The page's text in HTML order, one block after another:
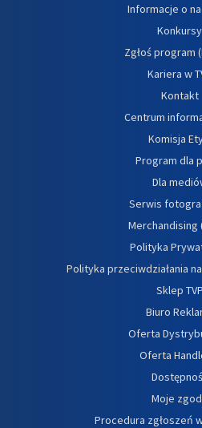
Informacje o
Konkursy
Zgłoś program
Kariera w
Kontakt
Centrum
Komisja
Program dla
Dla
Serwis
Merchandising
Polityka
Polityka przeciwdziałania
Sklep TVP
Biuro
Oferta
Oferta
Moje
Procedura zgłoszeń